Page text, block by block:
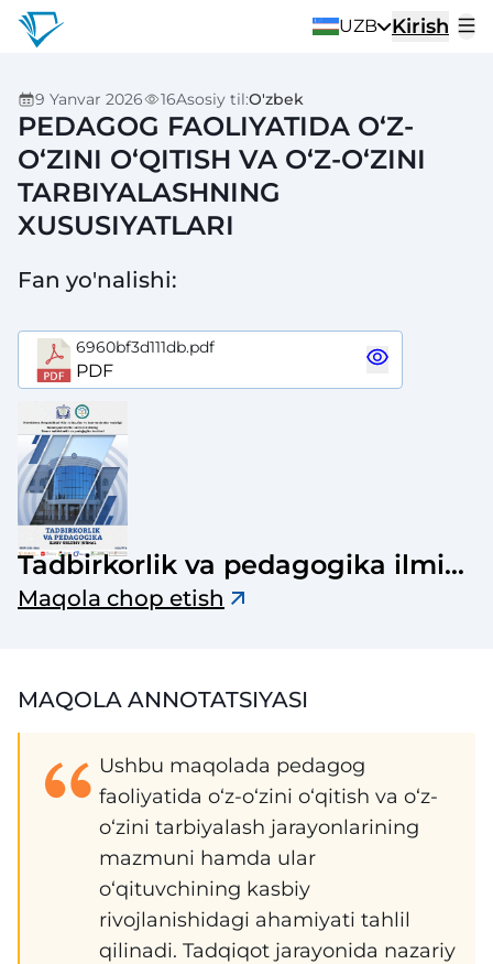
UZB Kirish
9 Yanvar 2026 16Asosiy til:O'zbek
PEDAGOG FAOLIYATIDA O‘Z-
O‘ZINI O‘QITISH VA O‘Z-O‘ZINI
TARBIYALASHNING
XUSUSIYATLARI
Fan yo'nalishi:
6960bf3d111db.pdf
PDF
Tadbirkorlik va pedagogika ilmiy-
uslubiy jurnali
Maqola chop etish
MAQOLA ANNOTATSIYASI
Ushbu maqolada pedagog
faoliyatida o‘z-o‘zini o‘qitish va o‘z-
o‘zini tarbiyalash jarayonlarining
mazmuni hamda ular
o‘qituvchining kasbiy
rivojlanishidagi ahamiyati tahlil
qilinadi. Tadqiqot jarayonida nazariy